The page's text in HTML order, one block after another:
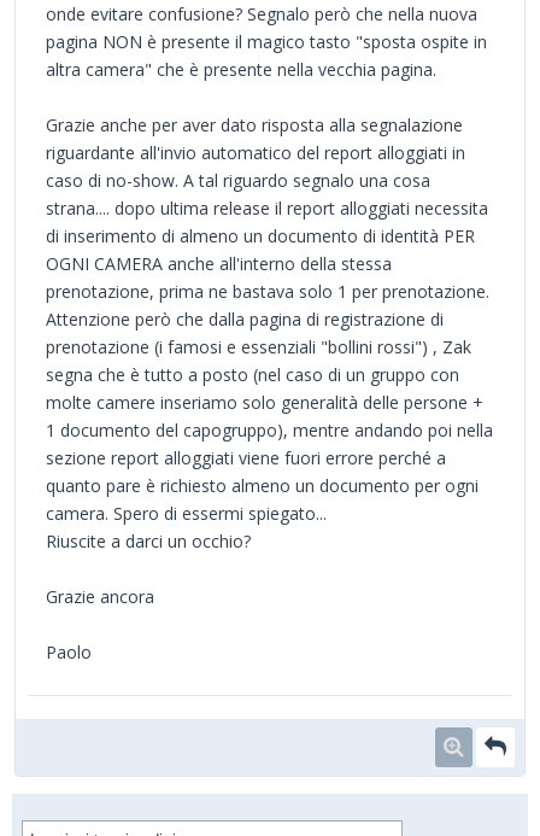
onde evitare confusione? Segnalo però che nella nuova
pagina NON è presente il magico tasto "sposta ospite in
altra camera" che è presente nella vecchia pagina.
Grazie anche per aver dato risposta alla segnalazione
riguardante all'invio automatico del report alloggiati in
caso di no-show. A tal riguardo segnalo una cosa
strana.... dopo ultima release il report alloggiati necessita
di inserimento di almeno un documento di identità PER
OGNI CAMERA anche all'interno della stessa
prenotazione, prima ne bastava solo 1 per prenotazione.
Attenzione però che dalla pagina di registrazione di
prenotazione (i famosi e essenziali "bollini rossi") , Zak
segna che è tutto a posto (nel caso di un gruppo con
molte camere inseriamo solo generalità delle persone +
1 documento del capogruppo), mentre andando poi nella
sezione report alloggiati viene fuori errore perché a
quanto pare è richiesto almeno un documento per ogni
camera. Spero di essermi spiegato...
Riuscite a darci un occhio?
Grazie ancora
Paolo